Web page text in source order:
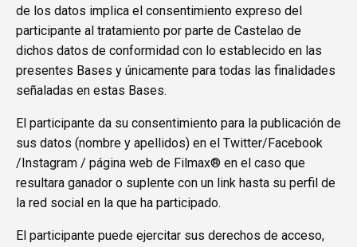
de los datos implica el consentimiento expreso del
participante al tratamiento por parte de Castelao de
dichos datos de conformidad con lo establecido en las
presentes Bases y únicamente para todas las finalidades
señaladas en estas Bases.
El participante da su consentimiento para la publicación de
sus datos (nombre y apellidos) en el Twitter/Facebook
/Instagram / página web de Filmax® en el caso que
resultara ganador o suplente con un link hasta su perfil de
la red social en la que ha participado.
El participante puede ejercitar sus derechos de acceso,